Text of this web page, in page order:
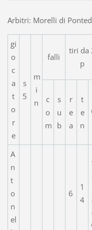
Arbitri: Morelli di
gi
o
c
a
t
o
r
e
s
5
m
i
n
falli
tiri da
p
c
o
m
s
u
b
r
e
a
t
e
n
A
n
t
o
n
el
6
1
4